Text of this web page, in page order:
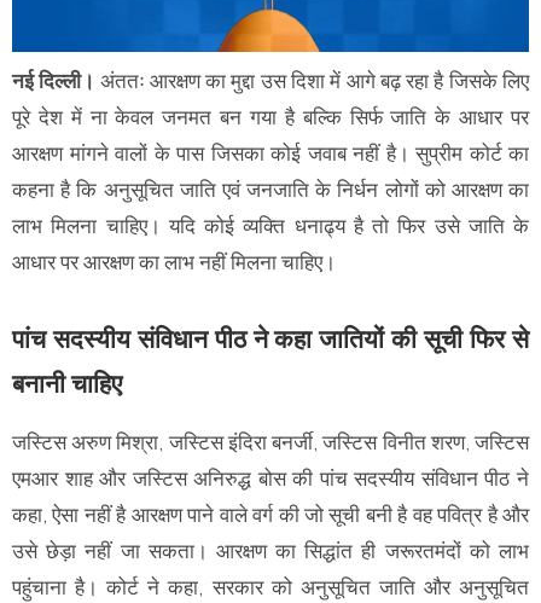
नई दिल्ली। अंततः आरक्षण का मुद्दा उस दिशा में आगे बढ़ रहा है जिसके लिए
पूरे देश में ना केवल जनमत बन गया है बल्कि सिर्फ जाति के आधार पर
आरक्षण मांगने वालों के पास जिसका कोई जवाब नहीं है। सुप्रीम कोर्ट का
कहना है कि अनुसूचित जाति एवं जनजाति के निर्धन लोगों को आरक्षण का
लाभ मिलना चाहिए। यदि कोई व्यक्ति धनाढ्य है तो फिर उसे जाति के
आधार पर आरक्षण का लाभ नहीं मिलना चाहिए।
पांच सदस्यीय संविधान पीठ ने कहा जातियों की सूची फिर से
बनानी चाहिए
जस्टिस अरुण मिश्रा, जस्टिस इंदिरा बनर्जी, जस्टिस विनीत शरण, जस्टिस
एमआर शाह और जस्टिस अनिरुद्ध बोस की पांच सदस्यीय संविधान पीठ ने
कहा, ऐसा नहीं है आरक्षण पाने वाले वर्ग की जो सूची बनी है वह पवित्र है और
उसे छेड़ा नहीं जा सकता। आरक्षण का सिद्धांत ही जरूरतमंदों को लाभ
पहुंचाना है। कोर्ट ने कहा, सरकार को अनुसूचित जाति और अनुसूचित